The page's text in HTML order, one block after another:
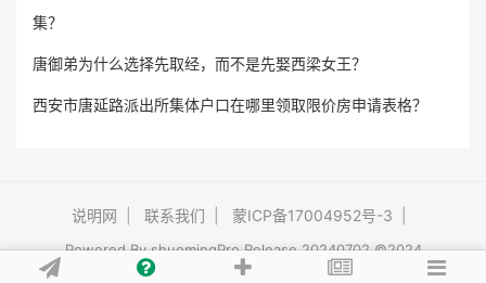
集？
唐御弟为什么选择先取经，而不是先娶西梁女王？
西安市唐延路派出所集体户口在哪里领取限价房申请表格？
说明网 联系我们 蒙ICP备17004952号-3
Powered ByshuomingProRelease 20240702 ©2024
https://www.shuoming.pro